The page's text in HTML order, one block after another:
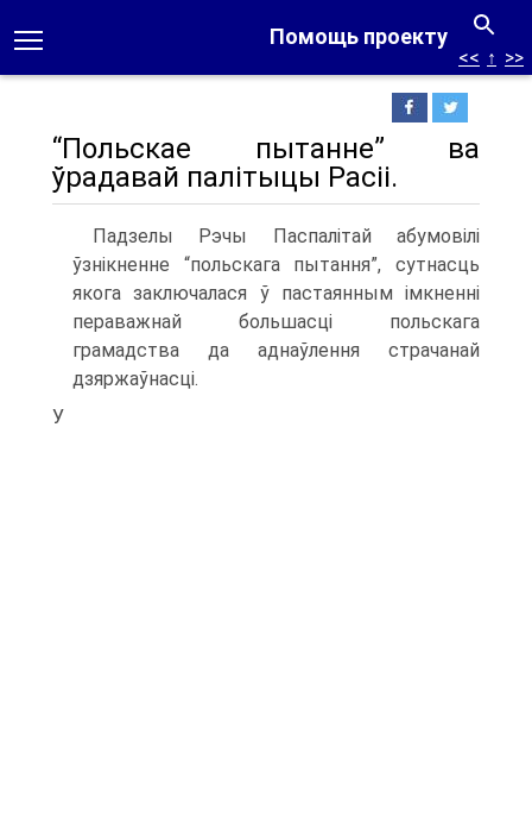
Помощь проекту
<< ↑ >>
“Польскае пытанне” ва
ўрадавай палітыцы Расіі.
Падзелы Рэчы Паспалітай абумовілі
ўзнікненне “польскага пытання”, сутнасць
якога заключалася ў пастаянным імкненні
пераважнай большасці польскага
грамадства да аднаўлення страчанай
дзяржаўнасці.
У